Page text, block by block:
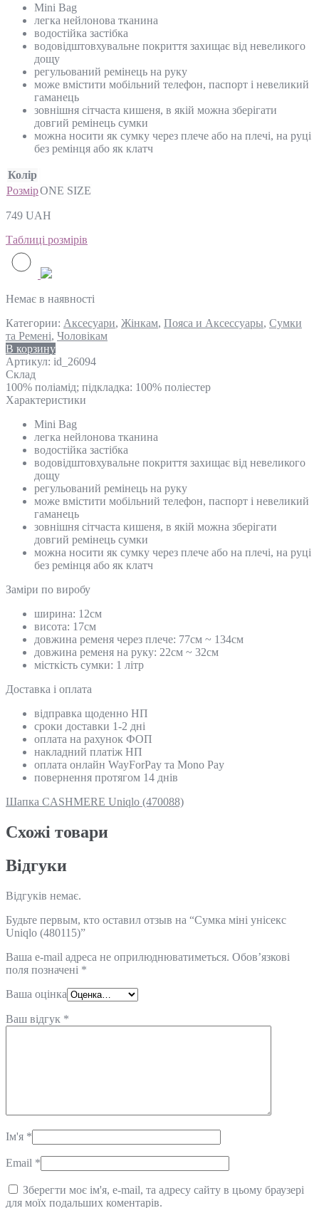
Mini Bag
легка нейлонова тканина
водостійка застібка
водовідштовхувальне покриття захищає від невеликого
дощу
регульований ремінець на руку
може вмістити мобільний телефон, паспорт і невеликий
гаманець
зовнішня сітчаста кишеня, в якій можна зберігати
довгий ремінець сумки
можна носити як сумку через плече або на плечі, на руці
без ремінця або як клатч
Колір
РозмірONE SIZE
749 UAH
Таблиці розмірів
Немає в наявності
Категории: Аксесуари, Жінкам, Пояса и Аксессуары, Сумки
та Ремені, Чоловікам
В корзину
Артикул: id_26094
Склад
100% поліамід; підкладка: 100% поліестер
Характеристики
Mini Bag
легка нейлонова тканина
водостійка застібка
водовідштовхувальне покриття захищає від невеликого
дощу
регульований ремінець на руку
може вмістити мобільний телефон, паспорт і невеликий
гаманець
зовнішня сітчаста кишеня, в якій можна зберігати
довгий ремінець сумки
можна носити як сумку через плече або на плечі, на руці
без ремінця або як клатч
Замiри по виробу
ширина: 12см
висота: 17см
довжина ременя через плече: 77см ~ 134см
довжина ременя на руку: 22см ~ 32см
місткість сумки: 1 літр
Доставка і оплата
відправка щоденно НП
сроки доставки 1-2 дні
оплата на рахунок ФОП
накладний платіж НП
оплата онлайн WayForPay та Mono Pay
повернення протягом 14 днів
Шапка CASHMERE Uniqlo (470088)
Схожi товари
Відгуки
Відгуків немає.
Будьте первым, кто оставил отзыв на “Сумка міні унісекс
Uniqlo (480115)”
Ваша e-mail адреса не оприлюднюватиметься. Обов’язкові
поля позначені *
Ваша оцінка
Ваш відгук *
Ім'я *
Email *
Зберегти моє ім'я, e-mail, та адресу сайту в цьому браузері
для моїх подальших коментарів.